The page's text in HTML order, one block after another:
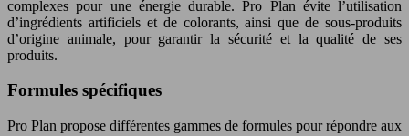
complexes pour une énergie durable. Pro Plan évite l’utilisation
d’ingrédients artificiels et de colorants, ainsi que de sous-produits
d’origine animale, pour garantir la sécurité et la qualité de ses
produits.
Formules spécifiques
Pro Plan propose différentes gammes de formules pour répondre aux